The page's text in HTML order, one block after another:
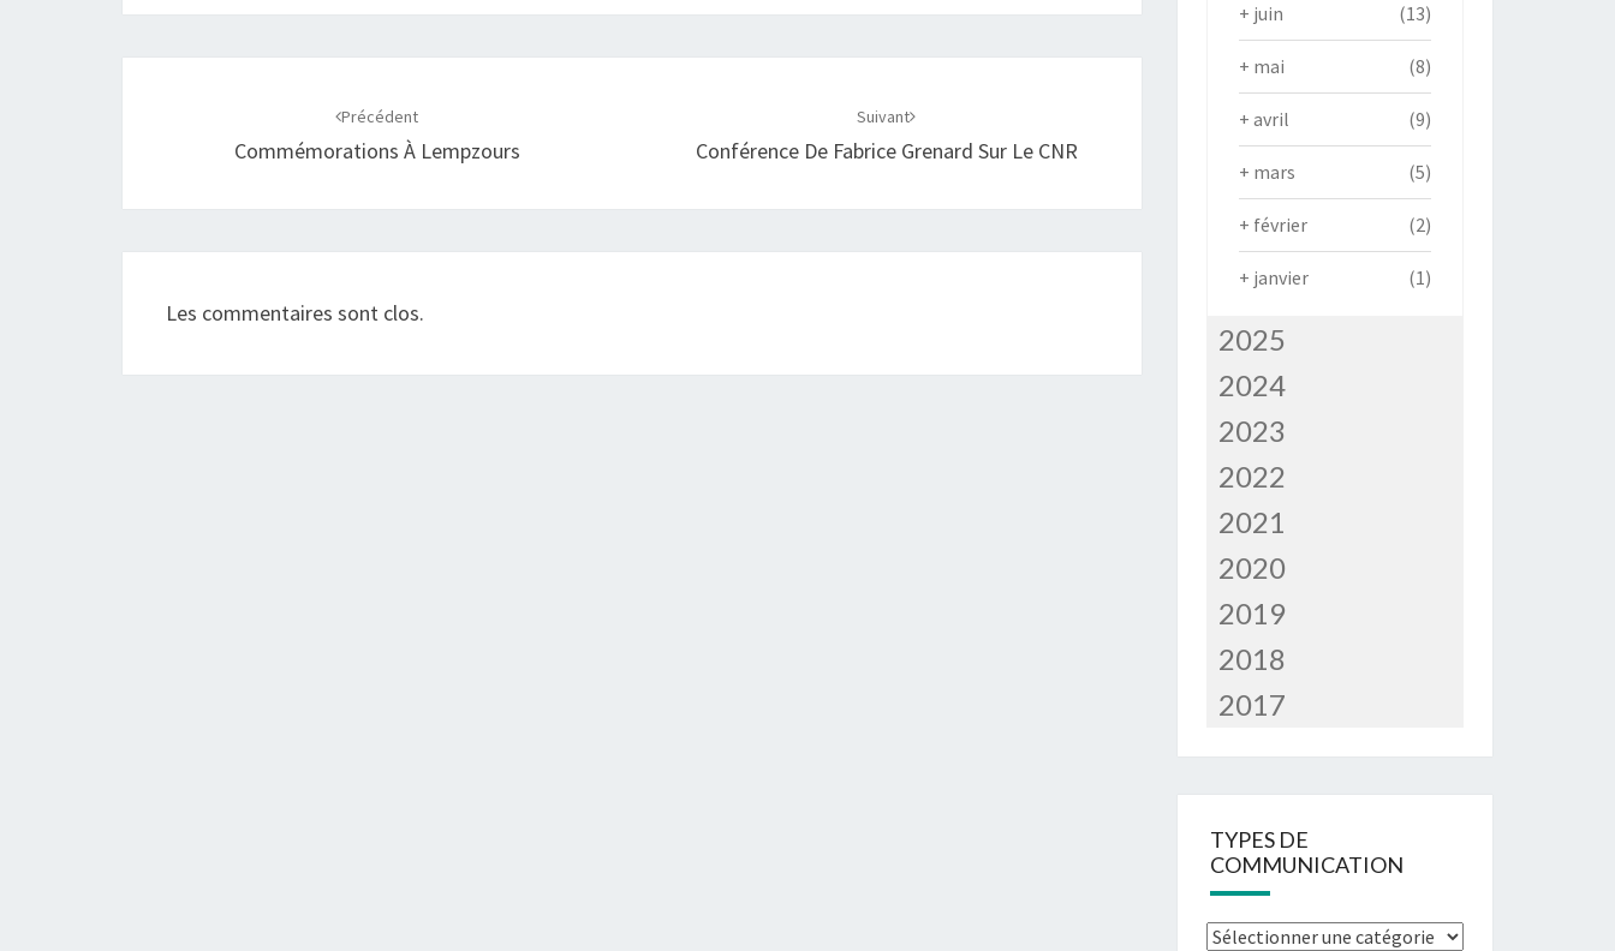
Précédent
Commémorations À Lempzours
Suivant
Conférence De Fabrice Grenard Sur Le CNR
Les commentaires sont clos.
+ juin (13)
+ mai (8)
+ avril (9)
+ mars (5)
+ février (2)
+ janvier (1)
2025
2024
2023
2022
2021
2020
2019
2018
2017
TYPES DE
COMMUNICATION